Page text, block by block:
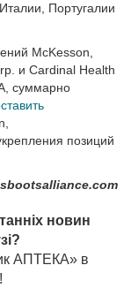
Португалии
McKesson,
и Cardinal Health
суммарно
позиций
новин
АПТЕКА» в